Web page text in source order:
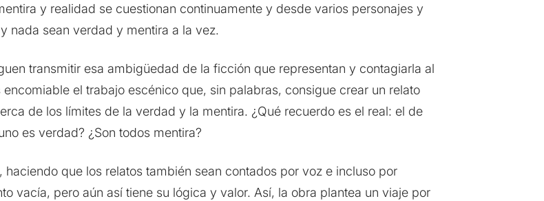
y realidad se cuestionan continuamente y desde varios personajes y
nada sean verdad y mentira a la vez.
transmitir esa ambigüedad de la ficción que representan y contagiarla al
el trabajo escénico que, sin palabras, consigue crear un relato
de los límites de la verdad y la mentira. ¿Qué recuerdo es el real: el de
es verdad? ¿Son todos mentira?
que los relatos también sean contados por voz e incluso por
vacía, pero aún así tiene su lógica y valor. Así, la obra plantea un viaje por